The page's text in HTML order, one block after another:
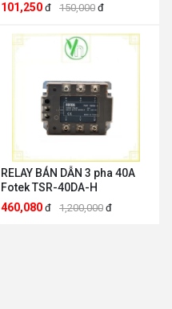
101,250 đ 150,000 đ
RELAY BÁN DẪN 3 pha 40A
Fotek TSR-40DA-H
460,080 đ 1,200,000 đ